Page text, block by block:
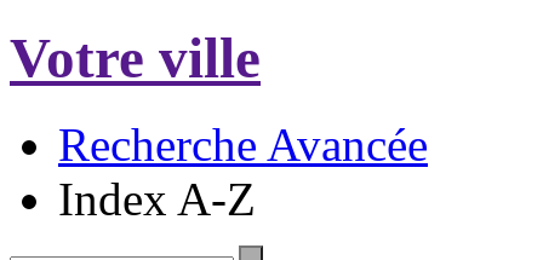
Votre ville
Recherche Avancée
Index A-Z